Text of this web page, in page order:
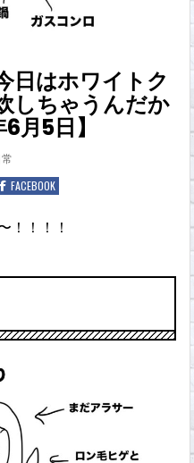
日はホワイトク
しちゃうんだか
月5日】
FACEBOOK
！！！！